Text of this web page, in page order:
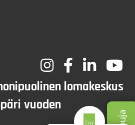
lomakeskus
vuoden